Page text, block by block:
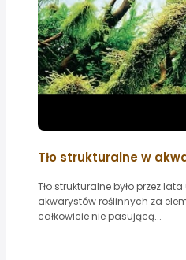
Tło strukturalne w
Tło strukturalne było przez
akwarystów roślinnych za
całkowicie nie pasującą...